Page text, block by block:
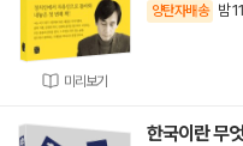
미리보기
양탄자배송 밤
한국이란 무